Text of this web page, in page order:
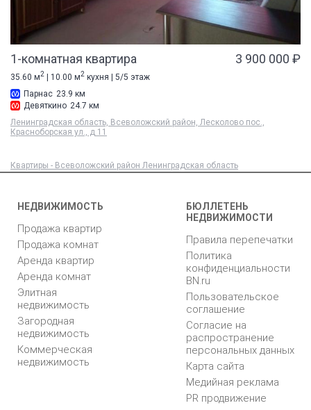
1-комнатная квартира 3 900 000 ₽
35.60 м2 | 10.00 м2 кухня | 5/5 этаж
Парнас 23.9 км
Девяткино 24.7 км
Ленинградская область, Всеволожский район, Лесколово пос.,
Красноборская ул., д 11
Квартиры - Всеволожский район Ленинградская область
НЕДВИЖИМОСТЬ
Продажа квартир
Продажа комнат
Аренда квартир
Аренда комнат
Элитная
недвижимость
Загородная
недвижимость
Коммерческая
недвижимость
БЮЛЛЕТЕНЬ
НЕДВИЖИМОСТИ
Правила перепечатки
Политика
конфиденциальности
BN.ru
Пользовательское
соглашение
Согласие на
распространение
персональных данных
Карта сайта
Медийная реклама
PR продвижение